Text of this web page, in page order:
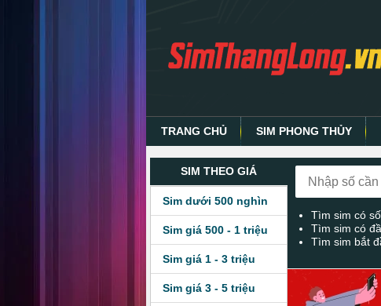
TRANG CHỦ SIM PHONG THỦY
SIM THEO GIÁ
Sim dưới 500 nghìn
Sim giá 500 - 1 triệu
Sim giá 1 - 3 triệu
Sim giá 3 - 5 triệu
Tìm sim có
Tìm sim có
Tìm sim bắt